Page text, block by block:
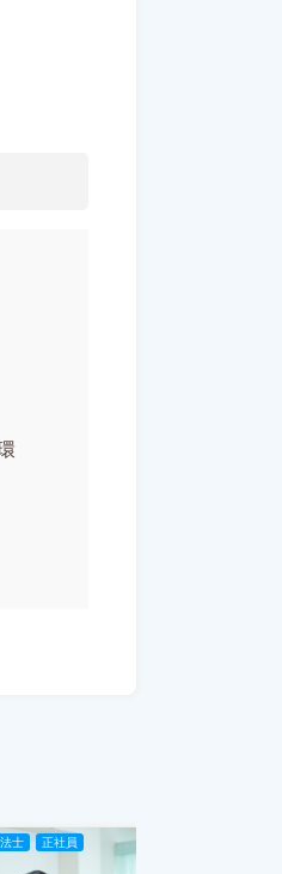
士 正社員